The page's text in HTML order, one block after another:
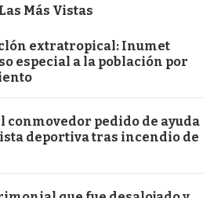
Las Más Vistas
extratropical: Inumet
especial a la población por
conmovedor pedido de ayuda
deportiva tras incendio de